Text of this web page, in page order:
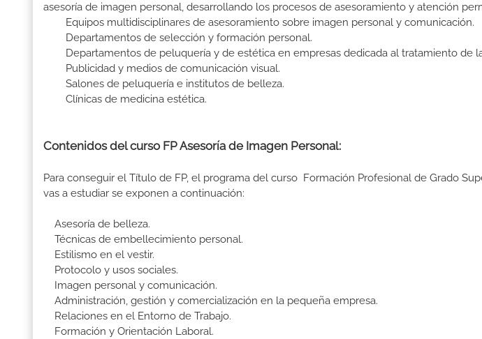
asesoría de imagen personal, desarrollando los procesos de asesoramiento y atención
Equipos multidisciplinares de asesoramiento sobre imagen personal y comunicación.
Departamentos de selección y formación personal.
Departamentos de peluquería y de estética en empresas dedicada al tratamiento de
Publicidad y medios de comunicación visual.
Salones de peluquería e institutos de belleza.
Clínicas de medicina estética.
Contenidos del curso FP Asesoría de Imagen Personal:
Para conseguir el Título de FP, el programa del curso Formación Profesional de Grado
vas a estudiar se exponen a continuación:
Asesoría de belleza.
Técnicas de embellecimiento personal.
Estilismo en el vestir.
Protocolo y usos sociales.
Imagen personal y comunicación.
Administración, gestión y comercialización en la pequeña empresa.
Relaciones en el Entorno de Trabajo.
Formación y Orientación Laboral.